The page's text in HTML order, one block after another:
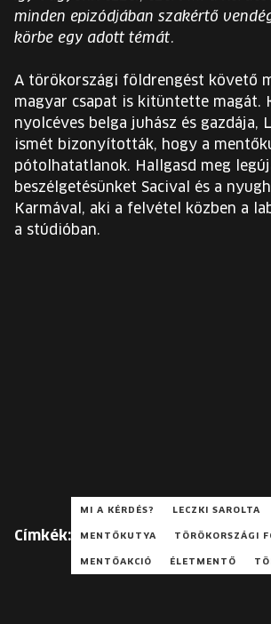
EURÓPA JÖVŐFESZTIVÁLJA
ELŐADÓK
INGYENES DIÁK- ÉS
JEGYEK
KOSÁR
minden epizódjában szakértő
körbe egy adott témát.
A törökországi földrengést követő
magyar csapat is kitüntette magát.
nyolcéves belga juhász és gazdája,
ismét bizonyították, hogy a
pótolhatatlanok. Hallgasd meg
beszélgetésünket Sacival és a
Karmával, aki a felvétel közben a
a stúdióban.
Címkék:
MI A KÉRDÉS? LECZKI SAROLTA
MENTŐKUTYA TÖRÖKORSZÁGI
MENTŐAKCIÓ ÉLETMENTŐ